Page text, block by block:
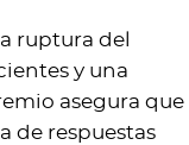
ruptura del
y una
asegura que
de respuestas